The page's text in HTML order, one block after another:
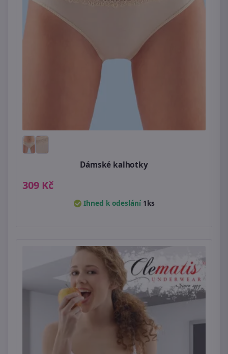
Dámské kalhotky
309 Kč
Ihned k odeslání 1ks